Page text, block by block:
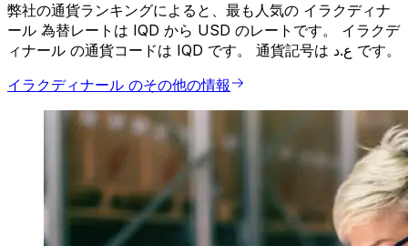
弊社の通貨ランキングによると、最も人気の イラクディナ
ール 為替レートは IQD から USD のレートです。 イラクデ
ィナール の通貨コードは IQD です。 通貨記号は ع.د です。
イラクディナール のその他の情報